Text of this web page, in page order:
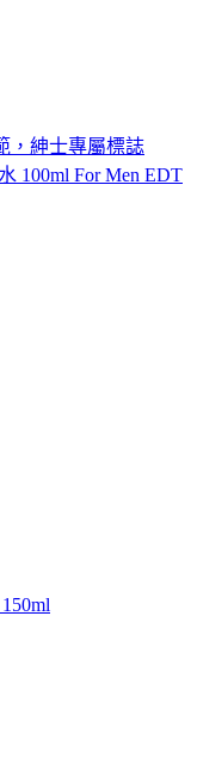
，紳士專屬標誌
100ml For Men EDT